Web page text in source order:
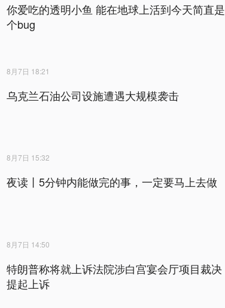
你爱吃的透明小鱼 能在地球上活到今天简直是
个bug
8月7日 18:21
乌克兰石油公司设施遭遇大规模袭击
8月7日 15:32
夜读丨5分钟内能做完的事，一定要马上去做
8月7日 14:50
特朗普称将就上诉法院涉白宫宴会厅项目裁决
提起上诉